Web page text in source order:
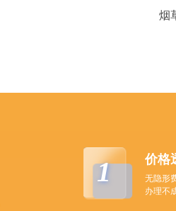
烟
1 价格
无隐形
办理不